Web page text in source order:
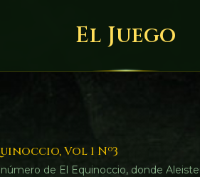
El Juego
Vol 1 Nº3
de El Equinoccio, donde